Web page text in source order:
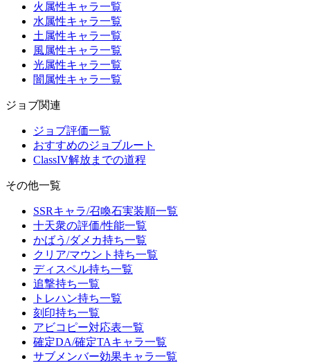
火属性キャラ一覧
水属性キャラ一覧
土属性キャラ一覧
風属性キャラ一覧
光属性キャラ一覧
闇属性キャラ一覧
ジョブ関連
ジョブ評価一覧
おすすめのジョブルート
ClassIV解放までの道程
その他一覧
SSRキャラ/召喚石実装順一覧
十天衆の評価/性能一覧
かばう/ダメカ持ち一覧
クリア/マウント持ち一覧
ディスペル持ち一覧
追撃持ち一覧
トレハン持ち一覧
刻印持ち一覧
アビコピー対応表一覧
確定DA/確定TAキャラ一覧
サブメンバー効果キャラ一覧